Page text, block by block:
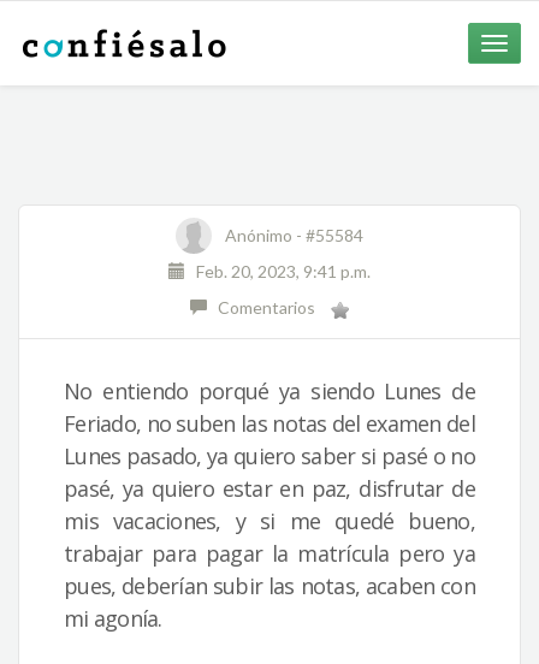
Toggle
Anónimo - #55584
Feb. 20, 2023, 9:41 p.m.
Comentarios
No entiendo porqué ya siendo Lunes de
Feriado, no suben las notas del examen del
Lunes pasado, ya quiero saber si pasé o no
pasé, ya quiero estar en paz, disfrutar de
mis vacaciones, y si me quedé bueno,
trabajar para pagar la matrícula pero ya
pues, deberían subir las notas, acaben con
mi agonía.